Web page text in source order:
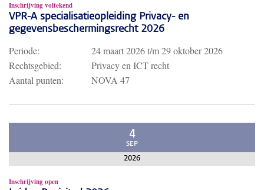
Inschrijving voltekend
VPR-A specialisatieopleiding Privacy- en
gegevensbeschermingsrecht 2026
Periode: 24 maart 2026t/m29 oktober 2026
Rechtsgebied:
Privacy en ICT recht
Aantal punten:
NOVA 47
4
SEP
2026
Inschrijving open